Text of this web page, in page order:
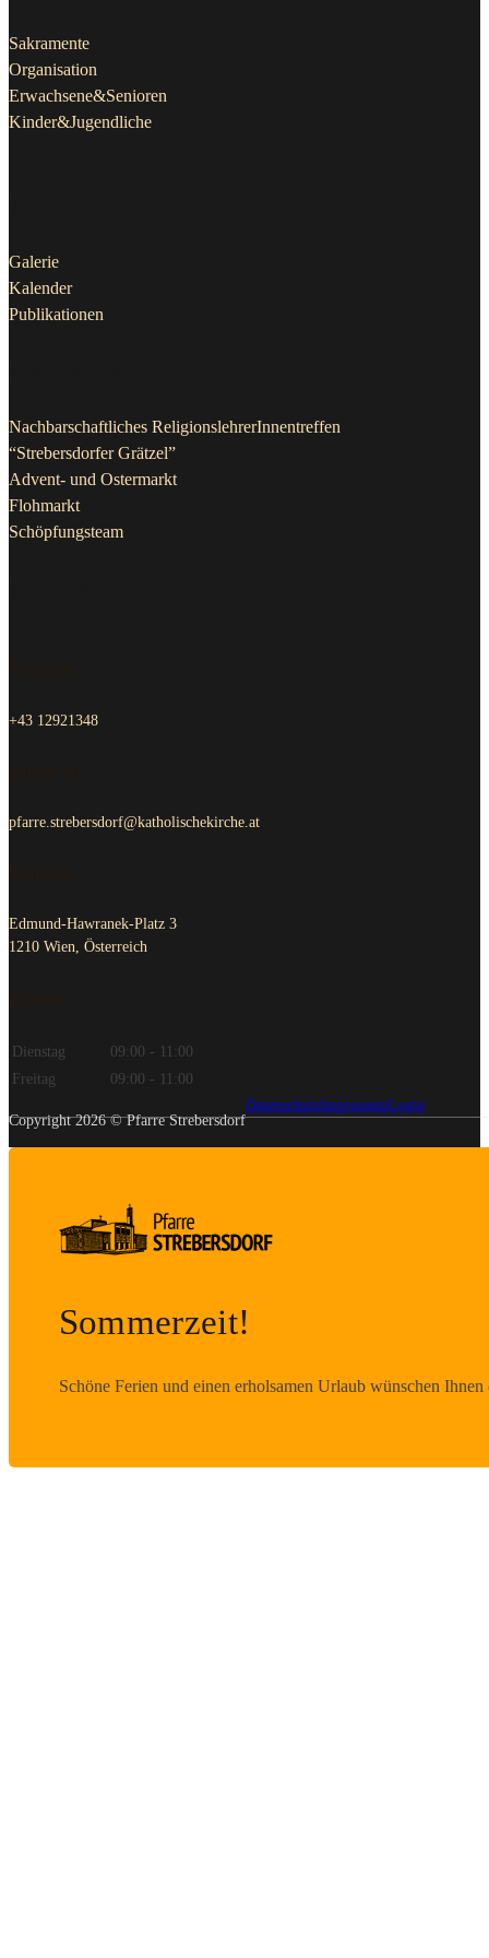
Sakramente
Organisation
Erwachsene&Senioren
Kinder&Jugendliche
Galerie
Kalender
Publikationen
Nachbarschaftliches ReligionslehrerInnentreffen
“Strebersdorfer Grätzel”
Advent- und Ostermarkt
Flohmarkt
Schöpfungsteam
+43 12921348
pfarre.strebersdorf@katholischekirche.at
Edmund-Hawranek-Platz 3
1210 Wien, Österreich
Dienstag
09:00 - 11:00
Freitag
09:00 - 11:00
Copyright 2026 © Pfarre Strebersdorf
DatenschutzImpressumLogin
Sommerzeit!
Schöne Ferien und einen erholsamen Urlaub wünschen